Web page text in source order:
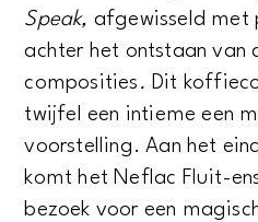
Speak, afgewisseld met
achter het ontstaan van
composities . Dit
twijfel een intieme een
voorstelling. Aan het
komt het Neflac Fluit-
bezoek voor een